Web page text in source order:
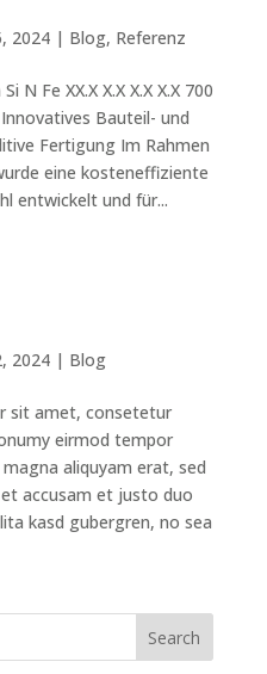
2024| Blog, Referenz
N Fe XX.X X.X X.X X.X 700
Bauteil- und
Fertigung Im Rahmen
eine kosteneffiziente
entwickelt und für...
2024| Blog
sit amet, consetetur
eirmod tempor
aliquyam erat, sed
accusam et justo duo
kasd gubergren, no sea
Search